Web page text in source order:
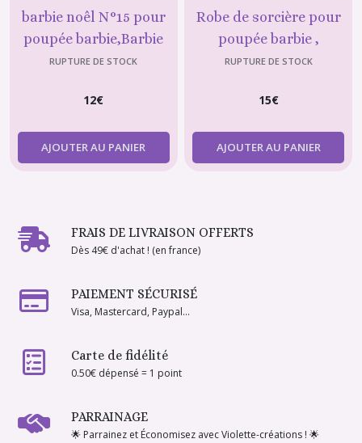
barbie noêl N°15 pour
poupée barbie,Barbie
fashionistas,vêtements
RUPTURE DE STOCK
12€
AJOUTER AU PANIER
Robe de sorcière pour
poupée barbie ,
déguisement halloween
RUPTURE DE STOCK
15€
AJOUTER AU PANIER
FRAIS DE LIVRAISON OFFERTS
Dès 49€ d'achat ! (en france)
PAIEMENT SÉCURISÉ
Visa, Mastercard, Paypal...
Carte de fidélité
0.50€ dépensé = 1 point
PARRAINAGE
🌟 Parrainez et Économisez avec Violette-créations ! 🌟